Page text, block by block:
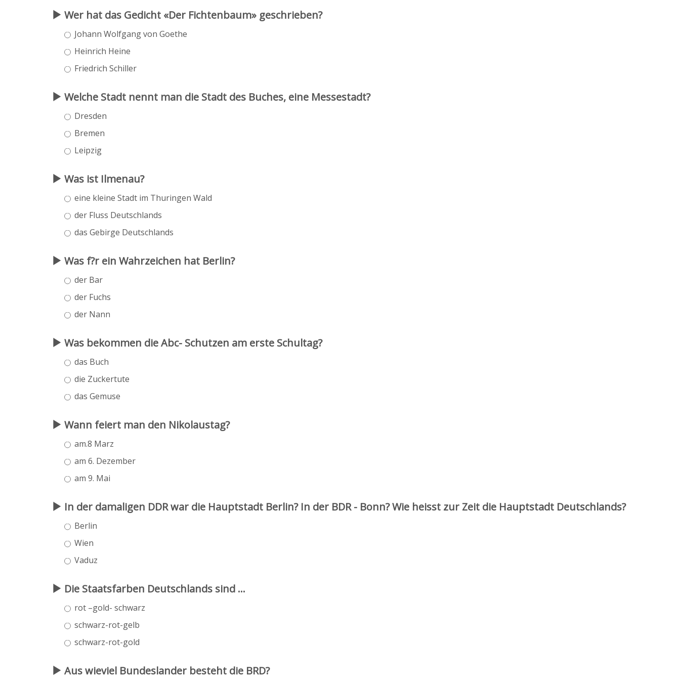
Wer hat das Gedicht «Der Fichtenbaum» geschrieben?
Johann Wolfgang von Goethe
Heinrich Heine
Friedrich Schiller
Welche Stadt nennt man die Stadt des Buches, eine Messestadt?
Dresden
Bremen
Leipzig
Was ist Ilmenau?
eine kleine Stadt im Thuringen Wald
der Fluss Deutschlands
das Gebirge Deutschlands
Was f?r ein Wahrzeichen hat Berlin?
der Bar
der Fuchs
der Nann
Was bekommen die Abc- Schutzen am erste Schultag?
das Buch
die Zuckertute
das Gemuse
Wann feiert man den Nikolaustag?
am.8 Marz
am 6. Dezember
am 9. Mai
In der damaligen DDR war die Hauptstadt Berlin? In der BDR - Bonn? Wie heisst zur Zeit die Hauptstadt Deutschlands?
Berlin
Wien
Vaduz
Die Staatsfarben Deutschlands sind …
rot –gold- schwarz
schwarz-rot-gelb
schwarz-rot-gold
Aus wieviel Bundeslander besteht die BRD?